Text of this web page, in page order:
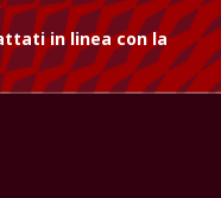
in linea con la